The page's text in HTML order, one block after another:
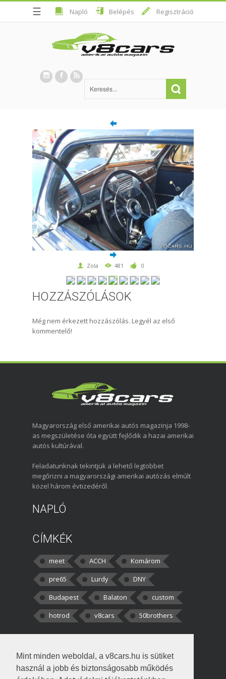
Mint minden weboldal, a v8cars.hu is sütiket
használ a jobb és biztonságosabb működés
☰ Napló Belépés Regisztráció
Zola 481 0
HOZZÁSZÓLÁSOK
Még nem érkezett hozzászólás. Legyél az első
kommentelő!
Magyarország első amerikai autós magazinja 1998-
as megszületése óta együtt fejlődik a hazai amerikai
autós kultúrával.
Feladatunknak tekintjük a lehető legtöbbet
megőrizni a magyarországi amerikai autózás elmúlt
közel három évtizedéről.
NAPLÓ
CÍMKÉK
meet ACCH
Komárom
pre65
Lurdy
DNY
Budapest
Balaton
custom
hotrod
v8cars 50brothers
kortisz:Elszúrtam! Én csak két
darabbaal számoltam. Nem tudtam, hogy fél autót,